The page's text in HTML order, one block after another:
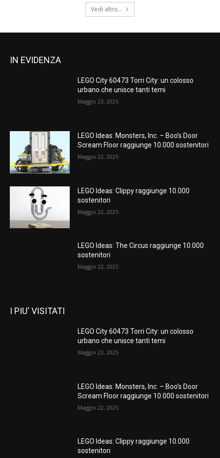
Vedi altro...
IN EVIDENZA
LEGO City 60473 Torri City: un colosso
urbano che unisce tanti temi
Maggio 23, 2025
LEGO Ideas: Monsters, Inc. – Boo’s Door
Scream Floor raggiunge 10.000 sostenitori
Maggio 22, 2025
LEGO Ideas: Clippy raggiunge 10.000
sostenitori
Maggio 22, 2025
LEGO Ideas: The Circus raggiunge 10.000
sostenitori
Maggio 22, 2025
I PIU' VISITATI
LEGO City 60473 Torri City: un colosso
urbano che unisce tanti temi
Maggio 23, 2025
LEGO Ideas: Monsters, Inc. – Boo’s Door
Scream Floor raggiunge 10.000 sostenitori
Maggio 22, 2025
LEGO Ideas: Clippy raggiunge 10.000
sostenitori